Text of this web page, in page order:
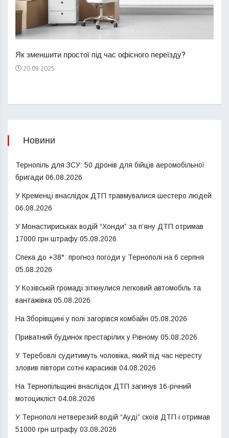
Як зменшити простої під час офісного переїзду?
20.09.2025
Новини
Тернопіль для ЗСУ: 50 дронів для бійців аеромобільної
бригади 06.08.2026
У Кременці внаслідок ДТП травмувалися шестеро людей
06.08.2026
У Монастириськах водій “Хонди” за п’яну ДТП отримав
17000 грн штрафу 05.08.2026
Спека до +38°: прогноз погоди у Тернополі на 6 серпня
05.08.2026
У Козівській громаді зіткнулися легковий автомобіль та
вантажівка 05.08.2026
На Зборівщині у полі загорівся комбайн 05.08.2026
Приватний будинок престарілих у Рівному 05.08.2026
У Теребовлі судитимуть чоловіка, який під час нересту
зловив півтори сотні карасиків 04.08.2026
На Тернопільщині внаслідок ДТП загинув 16-річний
мотоцикліст 04.08.2026
У Тернополі нетверезий водій “Ауді” скоїв ДТП і отримав
51000 грн штрафу 03.08.2026